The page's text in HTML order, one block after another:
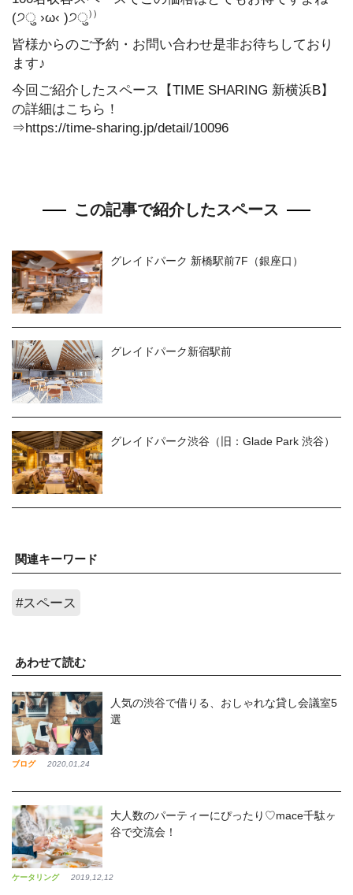
(੭ु ›ω‹ )੭ु⁾⁾
皆様からのご予約・お問い合わせ是非お待ちしており
ます♪
今回ご紹介したスペース【TIME SHARING 新横浜B】
の詳細はこちら！
⇒https://time-sharing.jp/detail/10096
この記事で紹介したスペース
グレイドパーク 新橋駅前7F（銀座口）
グレイドパーク新宿駅前
グレイドパーク渋谷（旧：Glade Park 渋谷）
関連キーワード
#スペース
あわせて読む
ブログ 2020,01,24
人気の渋谷で借りる、おしゃれな貸し会議室5
選
ケータリング 2019,12,12
大人数のパーティーにぴったり♡mace千駄ヶ
谷で交流会！